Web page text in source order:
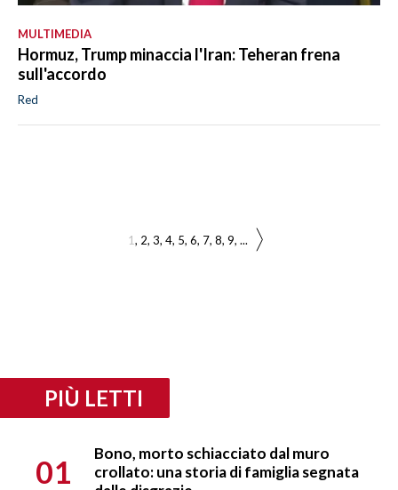
MULTIMEDIA
Hormuz, Trump minaccia l'Iran: Teheran frena
sull'accordo
Red
1 2 3 4 5 6 7 8 9 ...
PIÙ LETTI
01
Bono, morto schiacciato dal muro
crollato: una storia di famiglia segnata